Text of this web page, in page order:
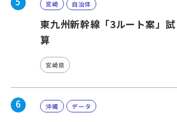
宮崎 自治体
東九州新幹線「3ルート案」試
算
宮崎県
6 沖縄 データ